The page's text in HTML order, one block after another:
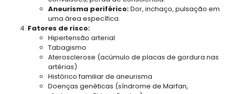
Aneurisma periférico:Dor, inchaço, pulsação em
uma área específica.
Fatores de risco:
Hipertensão arterial
Tabagismo
Aterosclerose (acúmulo de placas de gordura nas
artérias)
Histórico familiar de aneurisma
Doenças genéticas (síndrome de Marfan,